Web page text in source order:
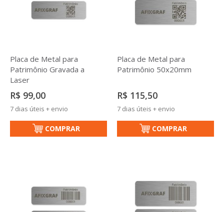
Placa de Metal para
Patrimônio Gravada a
Laser
R$ 99,00
7 dias úteis + envio
COMPRAR
Placa de Metal para
Patrimônio 50x20mm
R$ 115,50
7 dias úteis + envio
COMPRAR